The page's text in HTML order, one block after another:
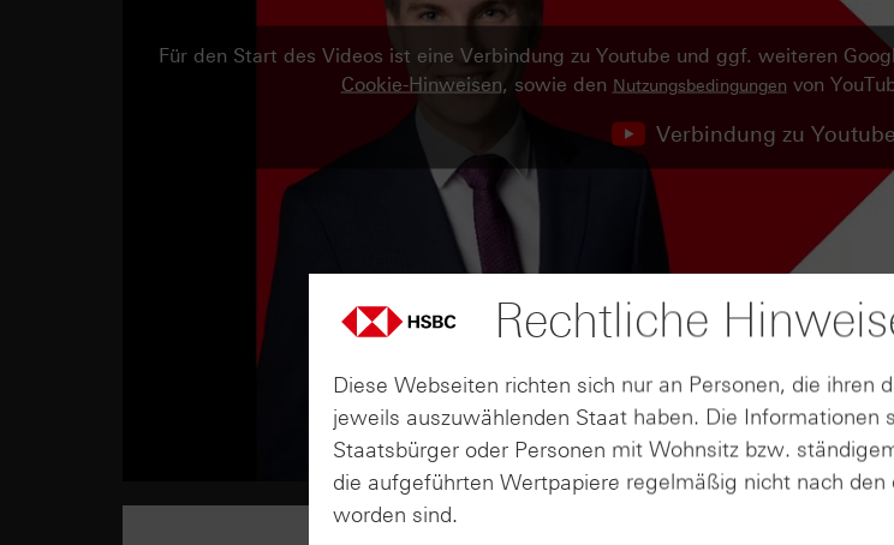
Für den Start des Videos ist eine Verbindung zu Youtube und ggf. weiteren
Cookie-Hinweisen, sowie den Nutzungsbedingungen von
Verbindung zu
Rechtliche
Diese Webseiten richten sich nur an Personen, die ihren
jeweils auszuwählenden Staat haben. Die Informationen
Staatsbürger oder Personen mit Wohnsitz bzw.
die aufgeführten Wertpapiere regelmäßig nicht nach
worden sind.